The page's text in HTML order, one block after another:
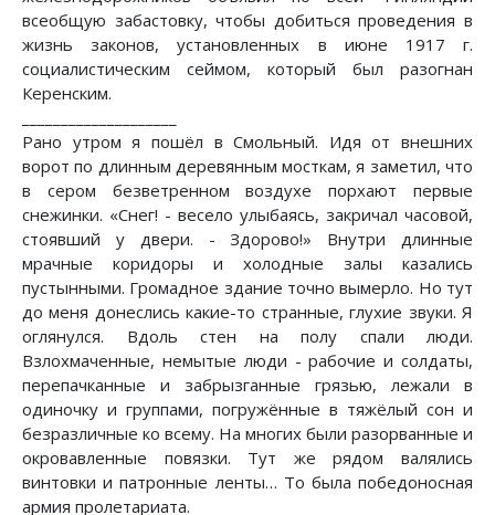
всеобщую забастовку, чтобы добиться проведения в
жизнь законов, установленных в июне 1917 г.
социалистическим сеймом, который был разогнан
Керенским.
Рано утром я пошёл в Смольный. Идя от внешних
ворот по длинным деревянным мосткам, я заметил, что
в сером безветренном воздухе порхают первые
снежинки. «Снег! - весело улыбаясь, закричал часовой,
стоявший у двери. - Здорово!» Внутри длинные
мрачные коридоры и холодные залы казались
пустынными. Громадное здание точно вымерло. Но тут
до меня донеслись какие-то странные, глухие звуки. Я
оглянулся. Вдоль стен на полу спали люди.
Взлохмаченные, немытые люди - рабочие и солдаты,
перепачканные и забрызганные грязью, лежали в
одиночку и группами, погружённые в тяжёлый сон и
безразличные ко всему. На многих были разорванные и
окровавленные повязки. Тут же рядом валялись
винтовки и патронные ленты… То была победоносная
армия пролетариата.